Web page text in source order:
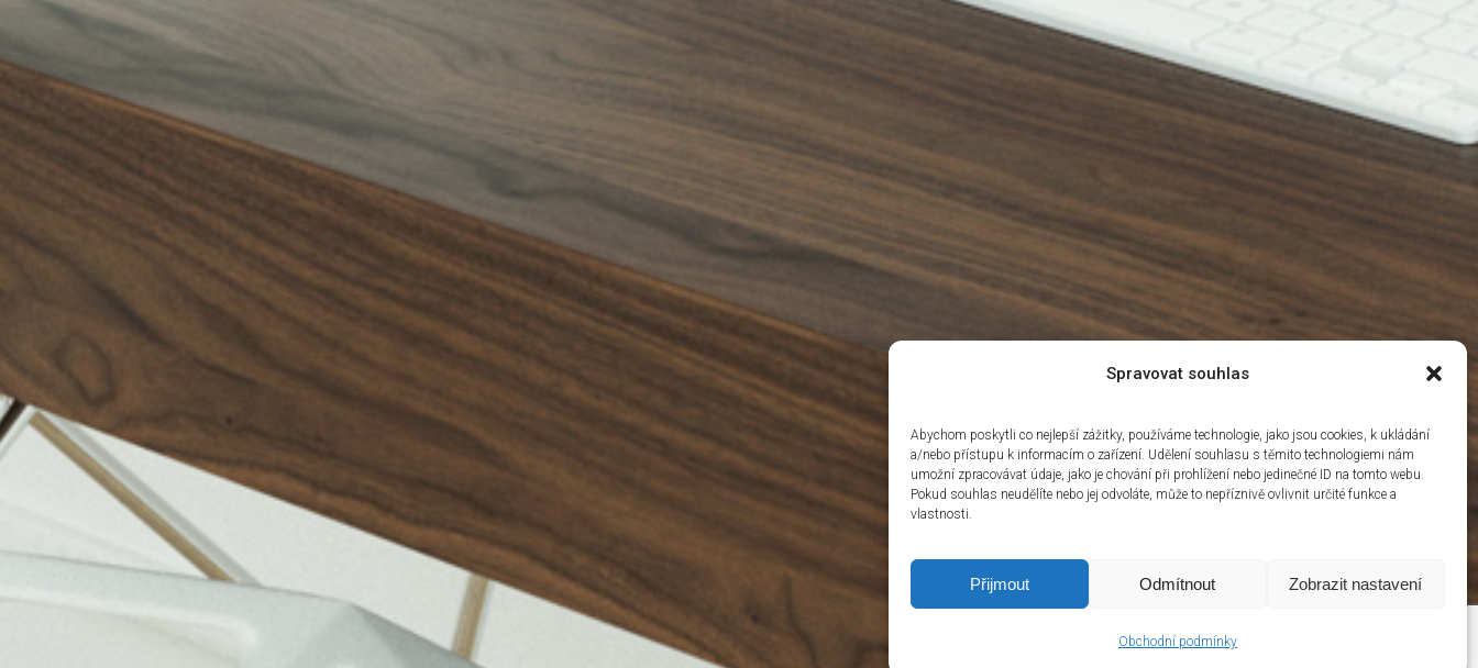
Spravovat souhlas
Abychom poskytli co nejlepší zážitky, používáme technologie, jako jsou cookies, k ukládání
a/nebo přístupu k informacím o zařízení. Udělení souhlasu s těmito technologiemi nám
umožní zpracovávat údaje, jako je chování při prohlížení nebo jedinečné ID na tomto webu.
Pokud souhlas neudělíte nebo jej odvoláte, může to nepříznivě ovlivnit určité funkce a
vlastnosti.
Přijmout Odmítnout Zobrazit nastavení
Obchodní podmínky